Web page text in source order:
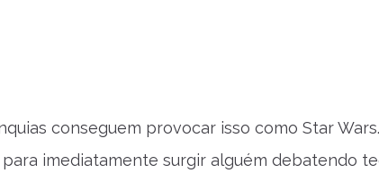
conseguem provocar isso como Star
imediatamente surgir alguém debatendo